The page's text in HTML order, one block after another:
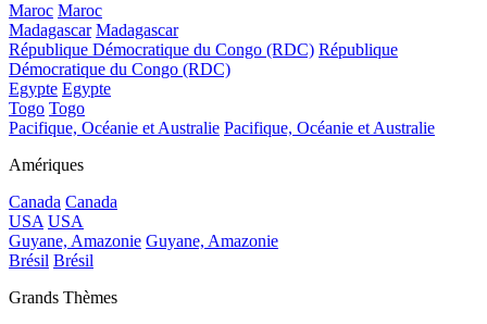
Maroc Maroc
Madagascar Madagascar
République Démocratique du Congo (RDC) République
Démocratique du Congo (RDC)
Egypte Egypte
Togo Togo
Pacifique, Océanie et Australie Pacifique, Océanie et Australie
Amériques
Canada Canada
USA USA
Guyane, Amazonie Guyane, Amazonie
Brésil Brésil
Grands Thèmes